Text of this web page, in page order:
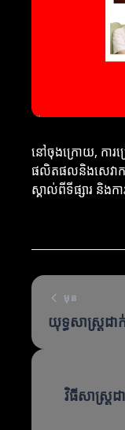
នៅចុងក្រោយ, ការប្
ផលិតផលនិងសេវាក
ស្គាល់ពីទីផ្សារ និងក
មុន
យុទ្ធសាស្ត្រដា
វិធីសាស្ត្រ